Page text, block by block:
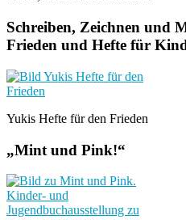
Schreiben, Zeichnen und
Frieden und Hefte für
Yukis Hefte für den Frieden
„Mint und Pink!“